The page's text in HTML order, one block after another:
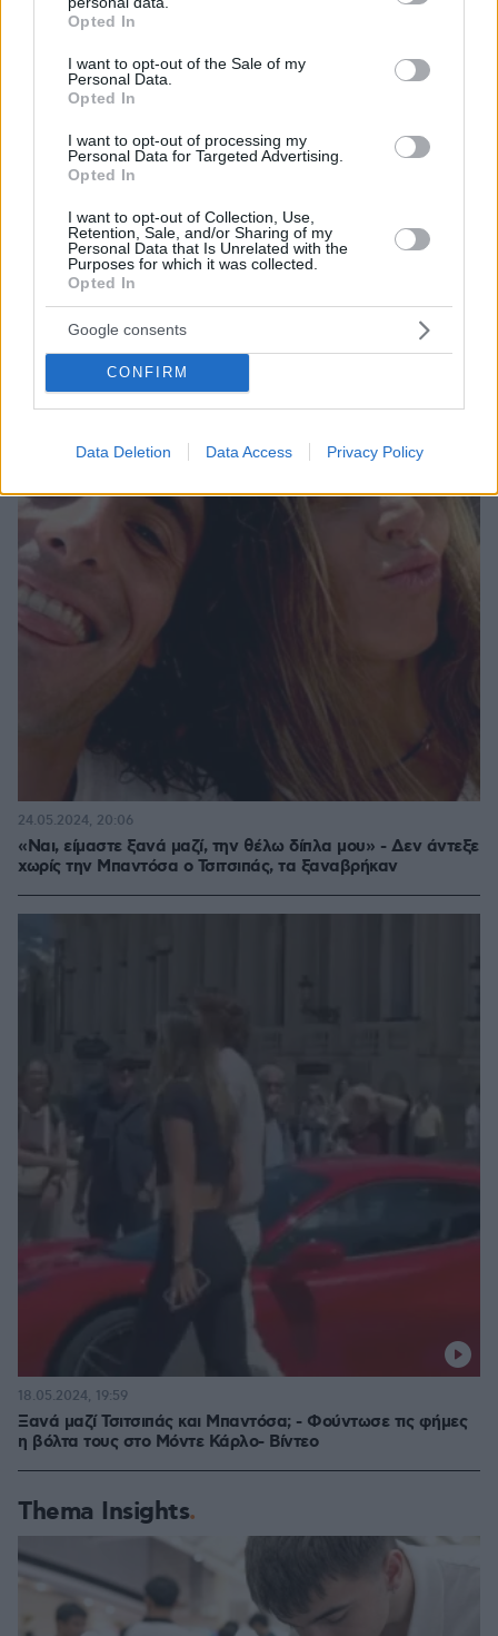
grant or deny consent to Google and its third-party tags to
use your data for below specified purposes in below Google
consent section.
Opted In
I want to opt-out of the Sale of my
Personal Data.
Opted In
I want to opt-out of processing my
Personal Data for Targeted Advertising.
Opted In
I want to opt-out of Collection, Use,
Retention, Sale, and/or Sharing of my
Personal Data that Is Unrelated with the
Purposes for which it was collected.
Opted In
Google consents
CONFIRM
Data Deletion Data Access Privacy Policy
ξαδερφός μου, αφού τελειώσαμε τη
Σχετικά Άρθρα
«Ναι, είμαστε ξανά μαζί, την θέλω δίπλα μου» - Δεν άντεξε
χωρίς την Μπαντόσα ο Τσιτσιπάς, τα ξαναβρήκαν
24.05.2024, 20:06
Ξανά μαζί Τσιτσιπάς και Μπαντόσα; - Φούντωσε τις φήμες
η βόλτα τους στο Μόντε Κάρλο- Βίντεο
18.05.2024, 19:59
Thema Insights
και μάθετε πρώτοι όλες τις ειδήσεις
και τον Κόσμο, τη στιγμή που συμβαίνουν, στο
Protothema.gr